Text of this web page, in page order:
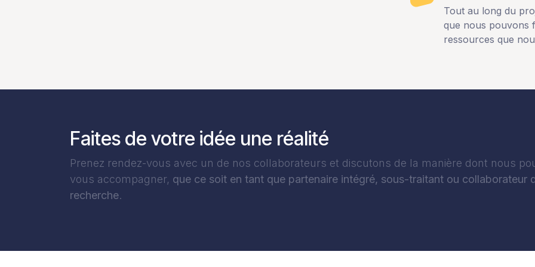
Tout au long du
que nous pouvons
ressources que
Faites de votre idée une réalité
Prenez rendez-vous avec un de nos collaborateurs et discutons de la manière dont nous
vous accompagner, que ce soit en tant que partenaire intégré, sous-traitant ou collaborateur
recherche.